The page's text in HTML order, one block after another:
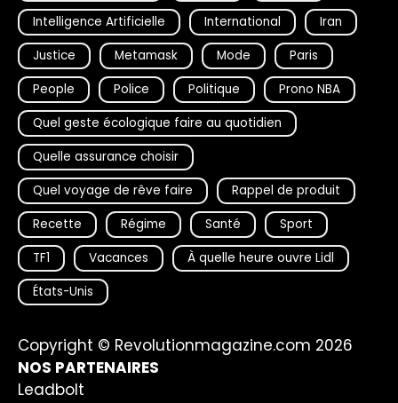
Intelligence Artificielle
International
Iran
Justice
Metamask Mode
Paris
People
Police Politique
Prono NBA
Quel geste écologique faire au quotidien
Quelle assurance choisir
Quel voyage de rêve faire
Rappel de produit
Recette
Régime Santé
Sport
TF1
Vacances
À quelle heure ouvre Lidl
États-Unis
Copyright © Revolutionmagazine.com 2026
NOS PARTENAIRES
Leadbolt